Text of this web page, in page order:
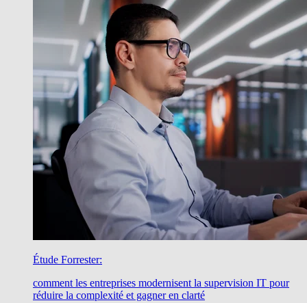
Étude Forrester:
comment les entreprises modernisent la supervision IT pour
réduire la complexité et gagner en clarté